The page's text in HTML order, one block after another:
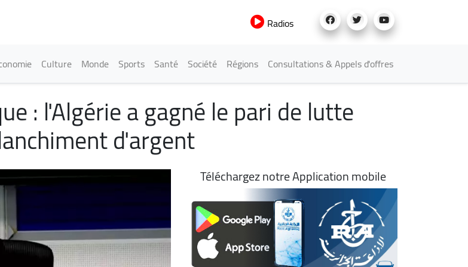
Radios
Culture Monde Sports Santé Société Régions Consultations & Appels d'offres
: l'Algérie a gagné le pari de lutte
d'argent
Téléchargez notre Application mobile